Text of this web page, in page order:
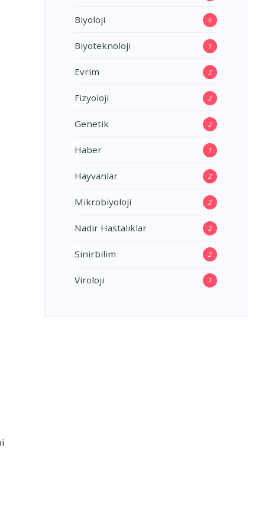
Biyoloji 6
Biyoteknoloji 1
Evrim 3
Fizyoloji 2
Genetik 2
Haber 1
Hayvanlar 2
Mikrobiyoloji 2
Nadir Hastalıklar 2
Sinirbilim 2
Viroloji 1